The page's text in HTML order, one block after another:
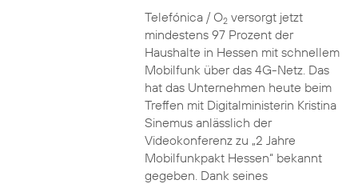
Telefónica / O2versorgt jetzt
mindestens 97 Prozent der
Haushalte in Hessen mit schnellem
Mobilfunk über das 4G-Netz. Das
hat das Unternehmen heute beim
Treffen mit Digitalministerin Kristina
Sinemus anlässlich der
Videokonferenz zu „2 Jahre
Mobilfunkpakt Hessen“ bekannt
gegeben. Dank seines